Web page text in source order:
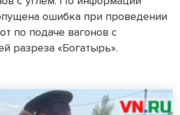
ошибка при проведении
по подаче вагонов с
разреза «Богатырь».